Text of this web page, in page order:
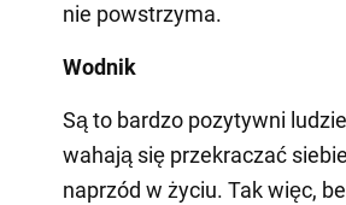
nie powstrzyma.
Wodnik
Są to bardzo pozytywni
wahają się przekraczać
naprzód w życiu. Tak więc,